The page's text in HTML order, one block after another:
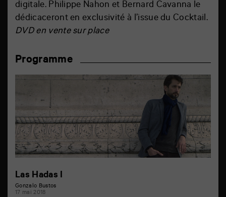
digitale. Philippe Nahon et Bernard Cavanna le
dédicaceront en exclusivité à l’issue du Cocktail.
DVD en vente sur place
Programme
Las Hadas I
Gonzalo Bustos
17 mai 2018